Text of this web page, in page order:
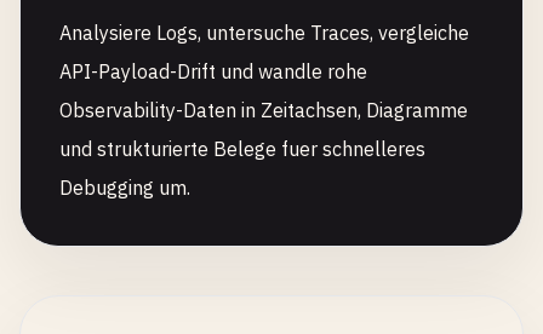
Analysiere Logs, untersuche Traces, vergleiche
API-Payload-Drift und wandle rohe
Observability-Daten in Zeitachsen, Diagramme
und strukturierte Belege fuer schnelleres
Debugging um.